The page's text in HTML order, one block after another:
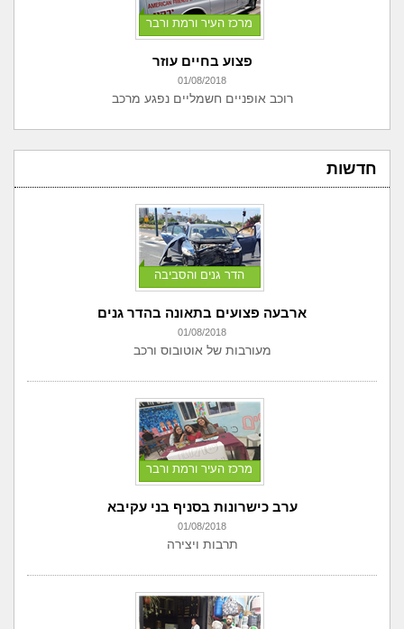
מרכז העיר ורמת ורבר
פצוע בחיים עוזר
01/08/2018
רוכב אופניים חשמליים נפגע מרכב
חדשות
הדר גנים והסביבה
ארבעה פצועים בתאונה בהדר גנים
01/08/2018
מעורבות של אוטובוס ורכב
מרכז העיר ורמת ורבר
ערב כישרונות בסניף בני עקיבא
01/08/2018
תרבות ויצירה